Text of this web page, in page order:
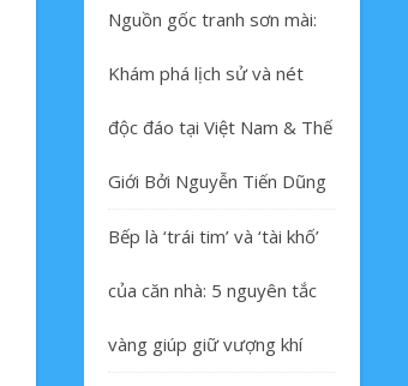
Nguồn gốc tranh sơn mài:
Khám phá lịch sử và nét
độc đáo tại Việt Nam & Thế
Giới Bởi Nguyễn Tiến Dũng
Bếp là ‘trái tim’ và ‘tài khố’
của căn nhà: 5 nguyên tắc
vàng giúp giữ vượng khí